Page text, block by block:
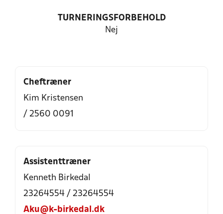
TURNERINGSFORBEHOLD
Nej
Cheftræner
Kim Kristensen
/ 2560 0091
Assistenttræner
Kenneth Birkedal
23264554 / 23264554
Aku@k-birkedal.dk